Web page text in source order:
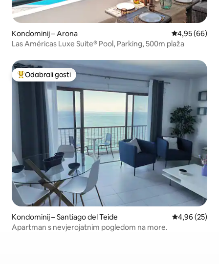
Kondominij – Arona Prosječna
4,95 (66)
Las Américas Luxe Suite® Pool, Parking, 500m plaža
Među najviše rangiranima s oznakom „Odabrali gosti”
Odabrali gosti
Kondominij – Santiago del Teide Prosječna
4,96 (25)
Apartman s nevjerojatnim pogledom na more.